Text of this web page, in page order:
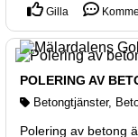
Gilla
POLERING AV
Betongtjänster,
Polering av betong